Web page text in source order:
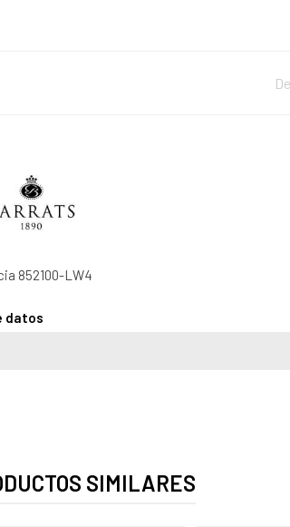
852100-LW4
datos
SIMILARES